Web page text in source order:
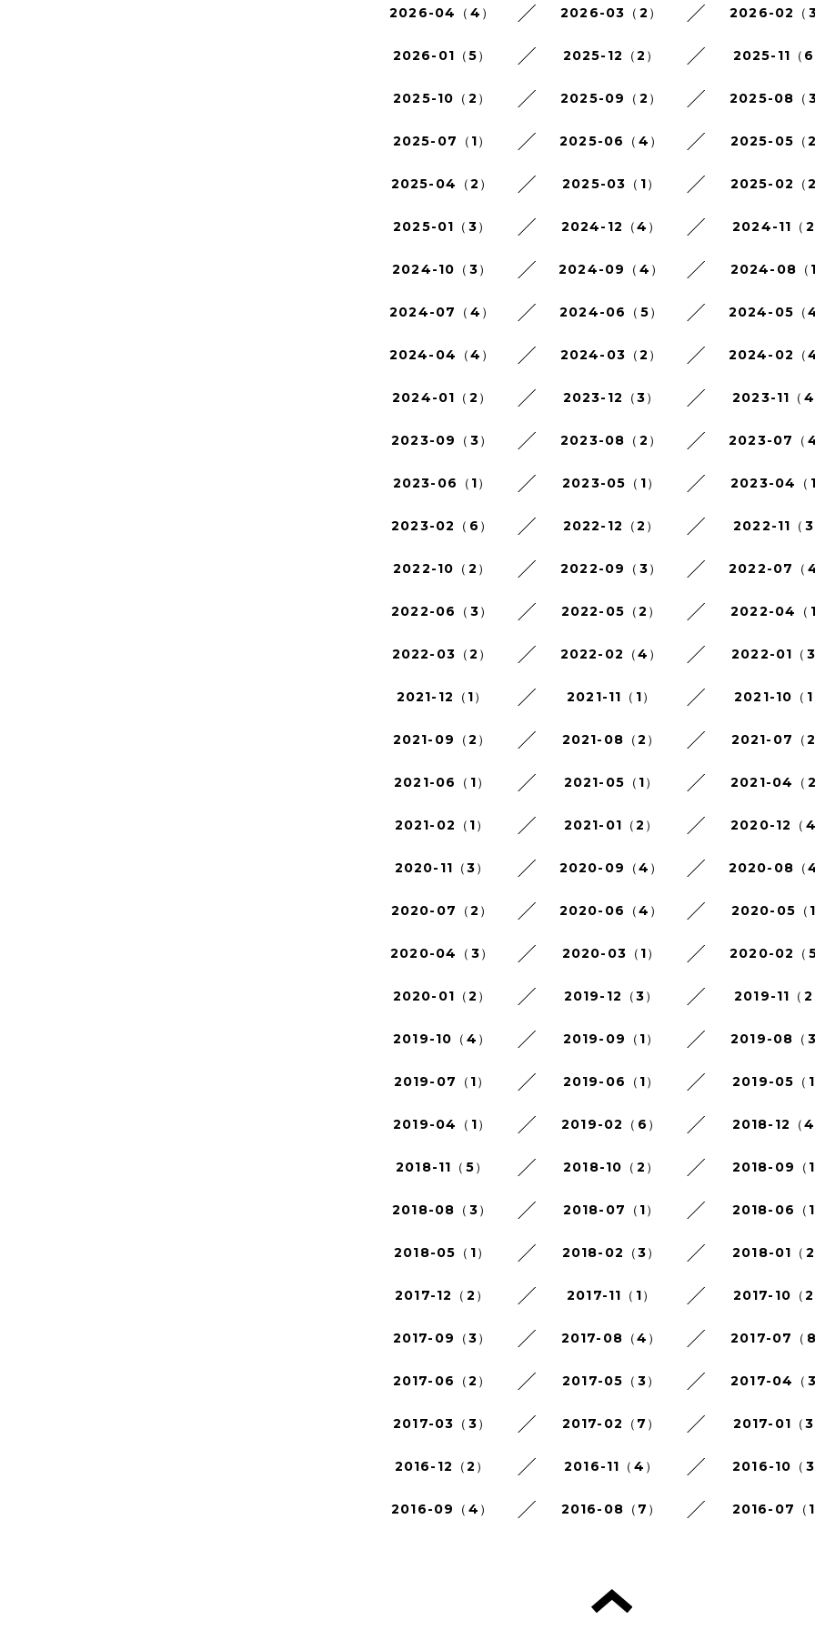
2026-04（4） 2026-03（2） 2026-02（3
2026-01（5） 2025-12（2） 2025-11（6
2025-10（2） 2025-09（2） 2025-08（3
2025-07（1） 2025-06（4） 2025-05（2
2025-04（2） 2025-03（1） 2025-02（2
2025-01（3） 2024-12（4） 2024-11（2
2024-10（3） 2024-09（4） 2024-08（1
2024-07（4） 2024-06（5） 2024-05（4
2024-04（4） 2024-03（2） 2024-02（4
2024-01（2） 2023-12（3） 2023-11（4
2023-09（3） 2023-08（2） 2023-07（4
2023-06（1） 2023-05（1） 2023-04（1
2023-02（6） 2022-12（2） 2022-11（3
2022-10（2） 2022-09（3） 2022-07（4
2022-06（3） 2022-05（2） 2022-04（1
2022-03（2） 2022-02（4） 2022-01（3
2021-12（1） 2021-11（1） 2021-10（1
2021-09（2） 2021-08（2） 2021-07（2
2021-06（1） 2021-05（1） 2021-04（2
2021-02（1） 2021-01（2） 2020-12（4
2020-11（3） 2020-09（4） 2020-08（4
2020-07（2） 2020-06（4） 2020-05（1
2020-04（3） 2020-03（1） 2020-02（5
2020-01（2） 2019-12（3） 2019-11（2
2019-10（4） 2019-09（1） 2019-08（3
2019-07（1） 2019-06（1） 2019-05（1
2019-04（1） 2019-02（6） 2018-12（4
2018-11（5） 2018-10（2） 2018-09（1
2018-08（3） 2018-07（1） 2018-06（1
2018-05（1） 2018-02（3） 2018-01（2
2017-12（2） 2017-11（1） 2017-10（2
2017-09（3） 2017-08（4） 2017-07（8
2017-06（2） 2017-05（3） 2017-04（3
2017-03（3） 2017-02（7） 2017-01（3
2016-12（2） 2016-11（4） 2016-10（3
2016-09（4） 2016-08（7） 2016-07（1